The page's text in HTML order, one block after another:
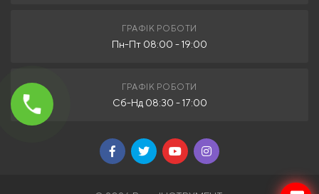
ГРАФІК РОБОТИ
Пн-Пт 08:00 - 19:00
ГРАФІК РОБОТИ
Сб-Нд 08:30 - 17:00